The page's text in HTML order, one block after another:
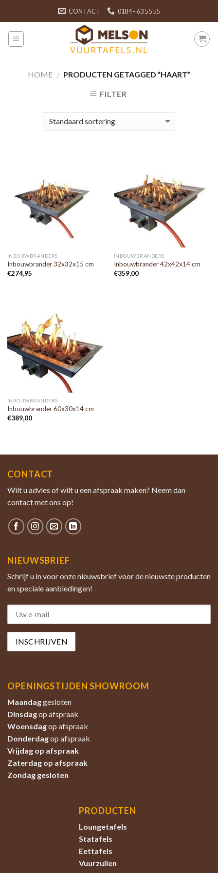
content
CONTACT 0184 - 63 55 55
HOME / PRODUCTEN GETAGGED “HAART”
FILTER
INBOUWBRANDERS
Inbouwbrander 32x32x15 cm
€274,95
INBOUWBRANDERS
Inbouwbrander 42x42x14 cm
€359,00
INBOUWBRANDERS
Inbouwbrander 60x30x14 cm
€389,00
CONTACT
Wilt u advies of wilt u een afspraak maken? Neem dan
contact met ons op!
NIEUWSBRIEF
Schrijf u in voor onze nieuwsbrief voor de nieuwste producten
en speciale aanbiedingen!
OPENINGSTIJDEN SHOWROOM
Maandaggesloten
Dinsdagop afspraak
Woensdagop afspraak
Donderdagop afspraak
Vrijdag op afspraak
Zaterdag op afspraak
Zondag gesloten
PRODUCTEN
Loungetafels
Statafels
Eettafels
Vuurzuilen